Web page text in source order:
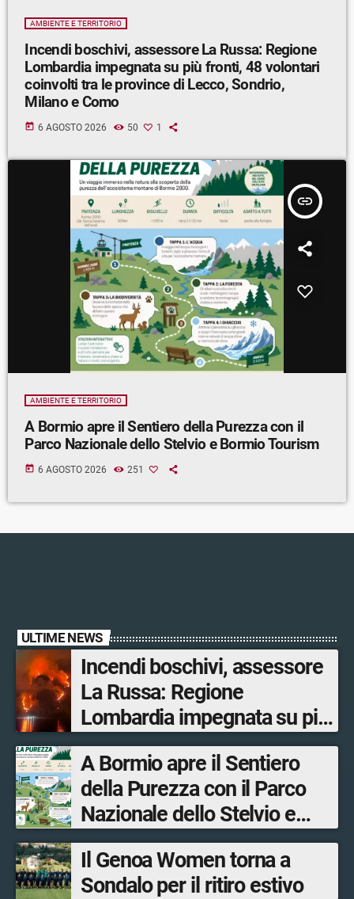
AMBIENTE E TERRITORIO
Incendi boschivi, assessore La Russa: Regione
Lombardia impegnata su più fronti, 48 volontari
coinvolti tra le province di Lecco, Sondrio,
Milano e Como
today 6 AGOSTO 2026 50 1
insert_link
AMBIENTE E TERRITORIO
A Bormio apre il Sentiero della Purezza con il
Parco Nazionale dello Stelvio e Bormio Tourism
today 6 AGOSTO 2026 251
ULTIME NEWS
Incendi boschivi, assessore
La Russa: Regione
Lombardia impegnata su più
fronti, 48 volontari coinvolti
tra le province di Lecco,
Sondrio, Milano e Como
A Bormio apre il Sentiero
della Purezza con il Parco
Nazionale dello Stelvio e
Bormio Tourism
Il Genoa Women torna a
Sondalo per il ritiro estivo